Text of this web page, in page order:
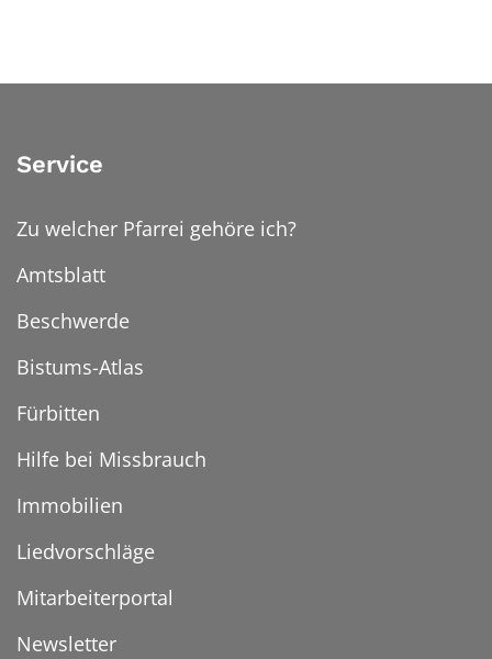
Service
Zu welcher Pfarrei gehöre ich?
Amtsblatt
Beschwerde
Bistums-Atlas
Fürbitten
Hilfe bei Missbrauch
Immobilien
Liedvorschläge
Mitarbeiterportal
Newsletter